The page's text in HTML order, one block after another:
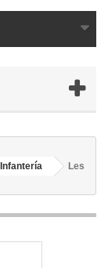
Infantería
Les